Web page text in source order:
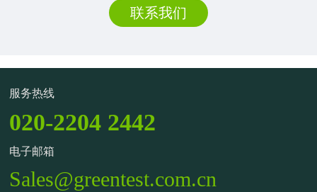
联系我们
服务热线
020-2204 2442
电子邮箱
Sales@greentest.com.cn